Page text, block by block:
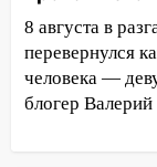
10:06 За
месячной
8 августа в
перевернулся
человека —
блогер Валерий